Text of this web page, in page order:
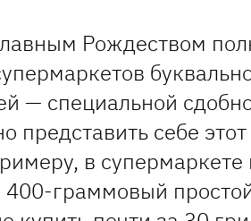
Рождеством
— специальной
представить себе
в супермаркете
400-граммовый